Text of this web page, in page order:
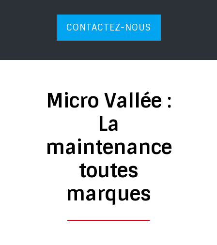
CONTACTEZ-NOUS
Micro Vallée :
La
maintenance
toutes
marques